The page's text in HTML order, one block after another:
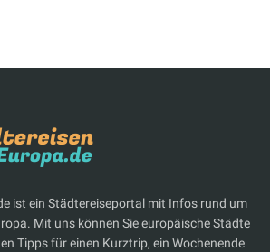
ist ein Städtereiseportal mit Infos rund um
Mit uns können Sie europäische Städte
Tipps für einen Kurztrip, ein Wochenende